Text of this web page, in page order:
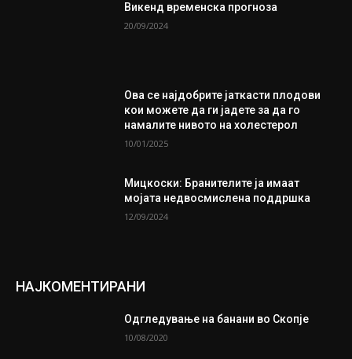
Викенд временска прогноза
20/09/2024
Ова се најдобрите јаткасти плодови
кои можете да ги јадете за да го
намалите нивото на холестерол
10/01/2025
Мицкоски: Бранителите ја имаат
мојата недвосмислена поддршка
12/09/2024
НАЈКОМЕНТИРАНИ
Одгледување на банани во Скопје
10/08/2020